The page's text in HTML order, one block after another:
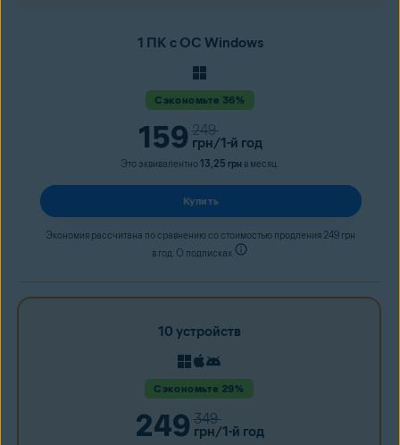
1 ПК с ОС Windows
Сэкономьте 36%
159 249
грн/1-й год
Это эквивалентно13,25 грн в месяц.
Купить
Экономия рассчитана по сравнению со стоимостью продления 249 грн
в год. О подписках
10 устройств
Сэкономьте 29%
249 349
грн/1-й год